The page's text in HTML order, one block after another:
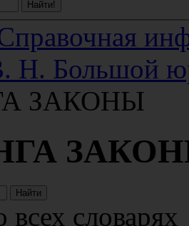
Н. Большой
ЗАКОНЫ
всех словарях